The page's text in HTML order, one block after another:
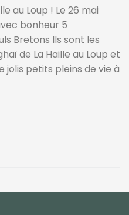
au Loup ! Le 26 mai
bonheur 5
Bretons Ils sont les
de La Haille au Loup et
jolis petits pleins de vie à